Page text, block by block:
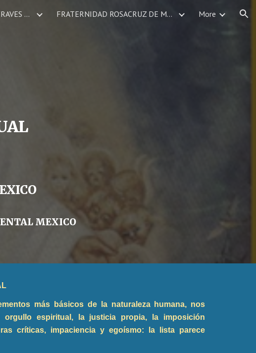
navigation
DIFUSION ROSACRUZ A TRAVES DE LA FRATERNIDAD ROSACRUZ DE MEXICO FRATERNIDAD ROSACRUZ DE MEXICO SERVICIOS DEVOCIONALES CALENDARIO DE EVENTOS More
MEXICO
más básicos de la naturaleza humana, nos
espiritual, la justicia propia, la imposición
críticas, impaciencia y egoísmo: la lista parece